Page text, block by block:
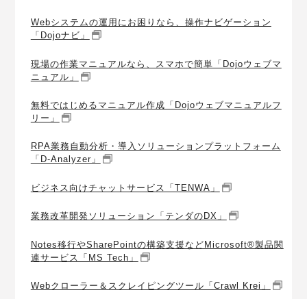
Webシステムの運用にお困りなら、操作ナビゲーション
「Dojoナビ」
現場の作業マニュアルなら、スマホで簡単「Dojoウェブマ
ニュアル」
無料ではじめるマニュアル作成「Dojoウェブマニュアルフ
リー」
RPA業務自動分析・導入ソリューションプラットフォーム
「D-Analyzer」
ビジネス向けチャットサービス「TENWA」
業務改革開発ソリューション「テンダのDX」
Notes移行やSharePointの構築支援などMicrosoft®製品関
連サービス「MS Tech」
Webクローラー＆スクレイピングツール「Crawl Krei」